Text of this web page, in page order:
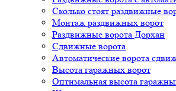
Сколько стоят раздвижные
Монтаж раздвижных ворот
Раздвижные ворота Дорхан
Сдвижные ворота
Автоматические ворота
Высота гаражных ворот
Оптимальная высота